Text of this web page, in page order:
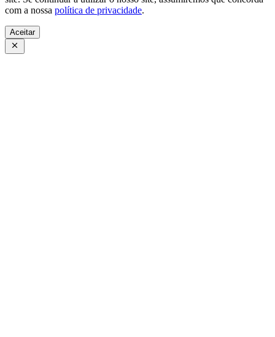
com a nossa política de privacidade.
Aceitar